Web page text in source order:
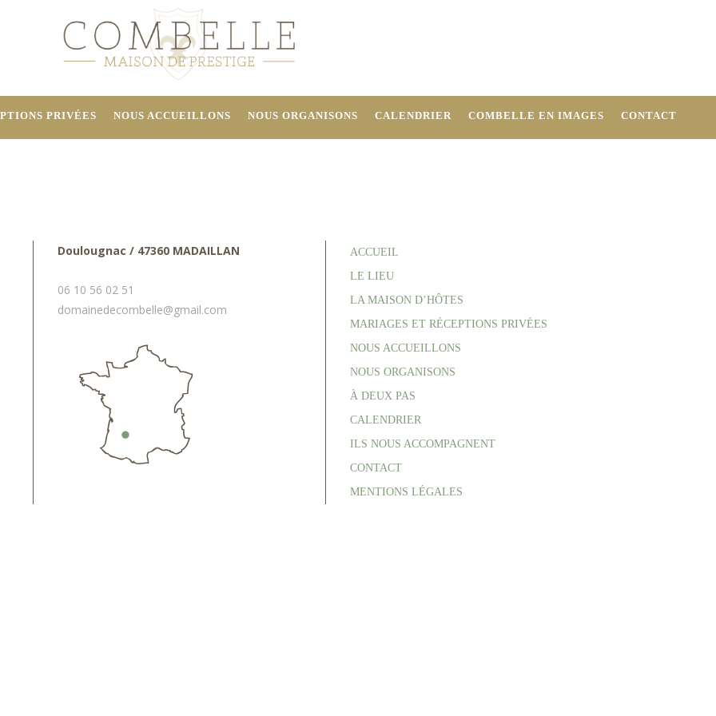
PRIVÉES NOUS ACCUEILLONS NOUS ORGANISONS CALENDRIER COMBELLE EN IMAGES CONTACT
Doulougnac / 47360 MADAILLAN
06 10 56 02 51
domainedecombelle@gmail.com
ACCUEIL
LE LIEU
LA MAISON D’HÔTES
MARIAGES ET RÉCEPTIONS PRIVÉES
NOUS ACCUEILLONS
NOUS ORGANISONS
À DEUX PAS
CALENDRIER
ILS NOUS ACCOMPAGNENT
CONTACT
MENTIONS LÉGALES